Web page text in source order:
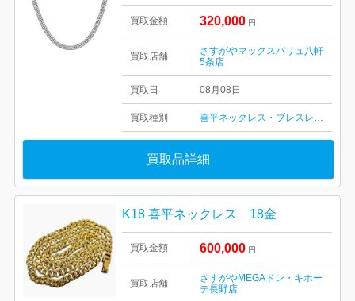
買取金額 320,000 円
買取店舗
さすがやマックスバリュ八軒
5条店
買取日 08月08日
買取種別 喜平ネックレス・ブレスレット
買取品詳細
K18 喜平ネックレス 18金
買取金額 600,000 円
買取店舗
さすがやMEGAドン・キホー
テ長野店